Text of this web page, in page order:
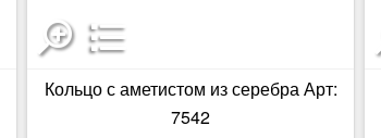
Кольцо с аметистом из серебра Арт:
7542